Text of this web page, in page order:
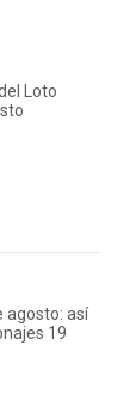
Loto
agosto: así
19